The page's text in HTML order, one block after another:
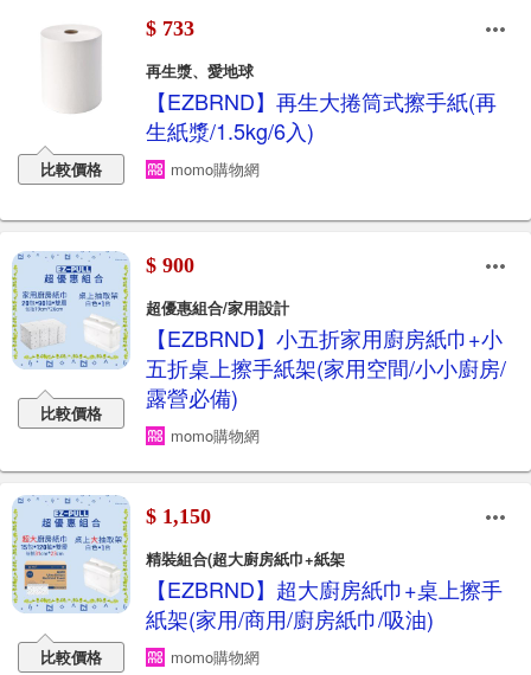
比較價格
$ 733
再生漿、愛地球
【EZBRND】再生大捲筒式擦手紙(再
生紙漿/1.5kg/6入)
momo購物網
比較價格
$ 900
超優惠組合/家用設計
【EZBRND】小五折家用廚房紙巾+小
五折桌上擦手紙架(家用空間/小小廚房/
露營必備)
momo購物網
比較價格
$ 1,150
精裝組合(超大廚房紙巾+紙架
【EZBRND】超大廚房紙巾+桌上擦手
紙架(家用/商用/廚房紙巾/吸油)
momo購物網